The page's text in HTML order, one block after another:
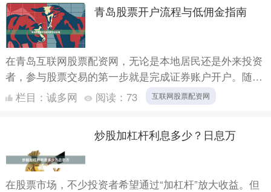
青岛股票开户流程与低佣金指南
在青岛互联网股票配资网，无论是本地居民还是外来投资
者，参与股票交易的第一步就是完成证券账户开户。随着
互联网金融的发展，开户流程已大幅简化，但如何选择券
商、如何获....
栏目： 诚多网 阅读： 73 互联网股票配资网
炒股加杠杆利息多少？日息万
在股票市场，不少投资者希望通过“加杠杆”放大收益。但